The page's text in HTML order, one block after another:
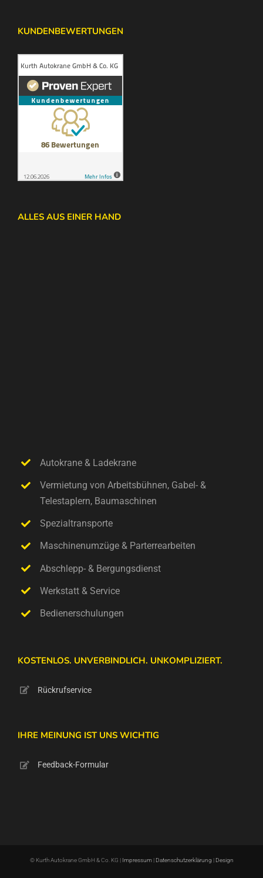
KUNDENBEWERTUNGEN
ALLES AUS EINER HAND
Autokrane & Ladekrane
Vermietung von Arbeitsbühnen, Gabel- &
Telestaplern, Baumaschinen
Spezialtransporte
Maschinenumzüge & Parterrearbeiten
Abschlepp- & Bergungsdienst
Werkstatt & Service
Bedienerschulungen
KOSTENLOS. UNVERBINDLICH. UNKOMPLIZIERT.
Rückrufservice
IHRE MEINUNG IST UNS WICHTIG
Feedback-Formular
© Kurth Autokrane GmbH & Co. KG | Impressum| Datenschutzerklärung | Design